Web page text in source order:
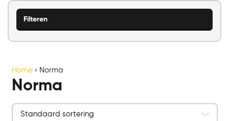
Home› Norma
Norma